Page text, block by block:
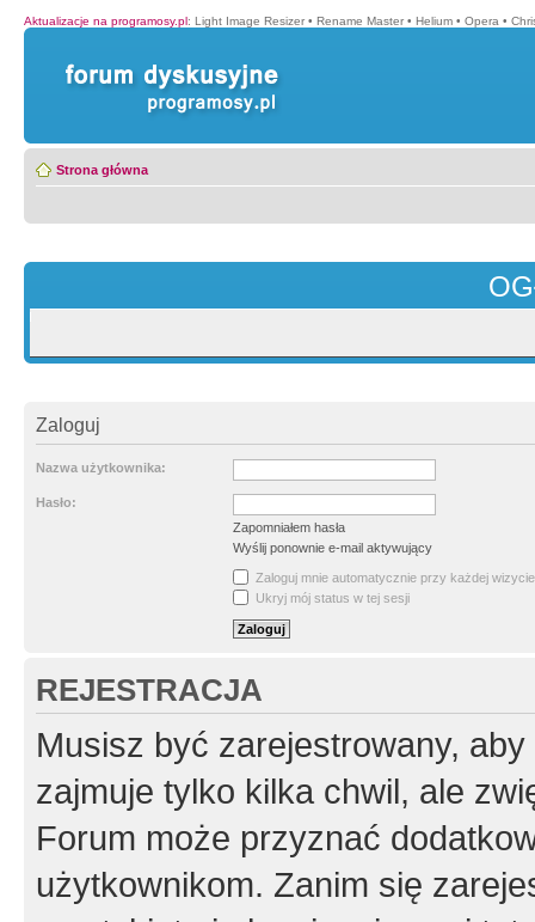
Aktualizacje na programosy.pl: Light Image Resizer • Rename Master • Helium • Opera •
Strona główna
Zaloguj
Nazwa użytkownika:
Hasło:
Zapomniałem hasła
Wyślij ponownie e-mail aktywujący
Zaloguj mnie automatycznie przy każdej wizycie
Ukryj mój status w tej sesji
REJESTRACJA
Musisz być zarejestrowany,
zajmuje tylko kilka chwil, ale
Forum może przyznać
użytkownikom. Zanim się